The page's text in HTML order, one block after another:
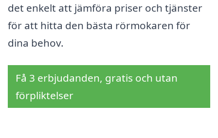
det enkelt att jämföra priser och tjänster
för att hitta den bästa rörmokaren för
dina behov.
Få 3 erbjudanden, gratis och utan
förpliktelser